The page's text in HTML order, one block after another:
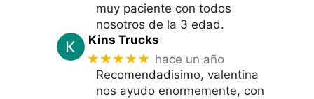
muy paciente con todos
nosotros de la 3 edad.
Kins Trucks
★★★★★ hace un año
Recomendadisimo, valentina
nos ayudo enormemente, con